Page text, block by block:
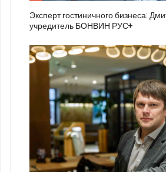
Эксперт гостиничного бизнеса:
учредитель БОНВИН РУС+